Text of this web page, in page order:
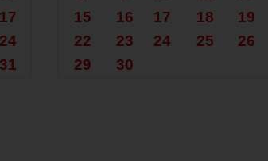
17
24
31
15
16 17 18 19
22
23 24 25 26
29
30